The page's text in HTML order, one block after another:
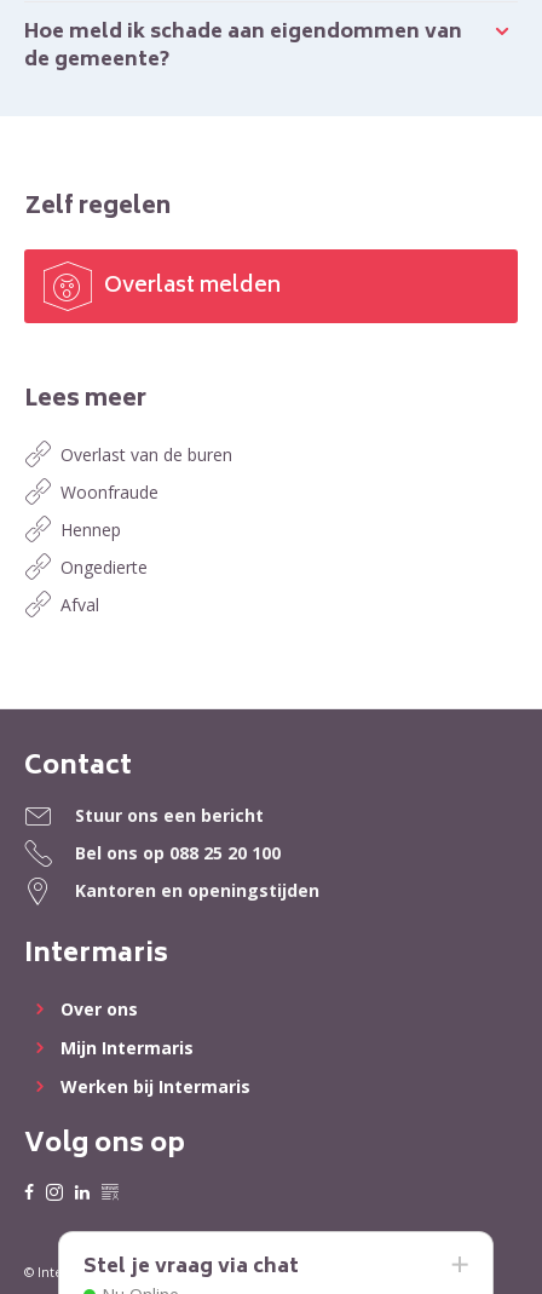
Hoe meld ik schade aan eigendommen van
de gemeente?
Zelf regelen
 Overlast melden
Lees meer
Overlast van de buren
Woonfraude
Hennep
Ongedierte
Afval
Contactinformatie
Contact
Stuur ons een bericht
Bel ons op 088 25 20 100
Kantoren en openingstijden
Intermaris
Over ons
Mijn Intermaris
Werken bij Intermaris
Volg ons op
© Intermaris 2022 Privacy Cookies
Stel je vraag via chat